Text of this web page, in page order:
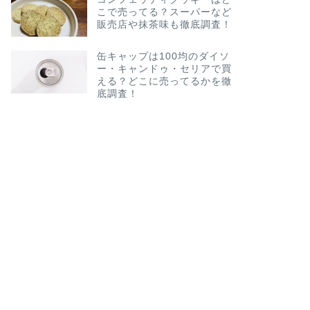
こで売ってる？スーパーなど
販売店や抹茶味も徹底調査！
缶キャップは100均のダイソ
ー・キャンドゥ・セリアで買
える？どこに売ってるかを徹
底調査！